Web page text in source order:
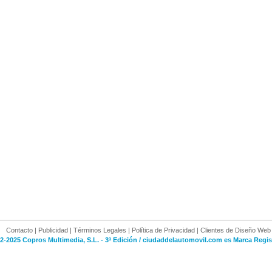
Contacto | Publicidad | Términos Legales | Política de Privacidad | Clientes de Diseño Web
2025 Copros Multimedia, S.L. - 3ª Edición / ciudaddelautomovil.com es Marca